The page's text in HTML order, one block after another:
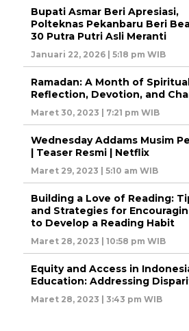
Bupati Asmar Beri Apresiasi,
Polteknas Pekanbaru Beri
30 Putra Putri Asli Meranti
Januari 22, 2026 | 5:18 pm WIB
Ramadan: A Month of
Reflection, Devotion, and
Maret 30, 2023 | 7:21 pm WIB
Wednesday Addams Musim
| Teaser Resmi | Netflix
Maret 29, 2023 | 5:10 am WIB
Building a Love of Reading:
and Strategies for
to Develop a Reading Habit
Maret 28, 2023 | 10:58 pm WIB
Equity and Access in
Education: Addressing
Maret 28, 2023 | 3:43 pm WIB